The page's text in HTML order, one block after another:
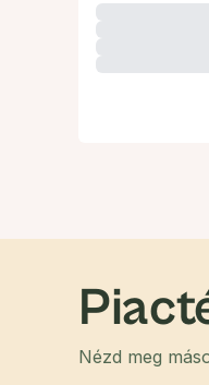
Nézd meg